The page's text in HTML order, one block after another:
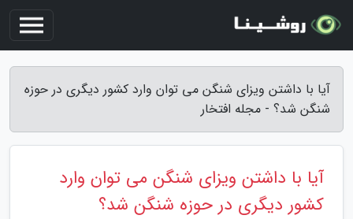
آیا با داشتن ویزای شنگن می توان وارد کشور دیگری در حوزه
شنگن شد؟ - مجله افتخار
آیا با داشتن ویزای شنگن می توان وارد
کشور دیگری در حوزه شنگن شد؟